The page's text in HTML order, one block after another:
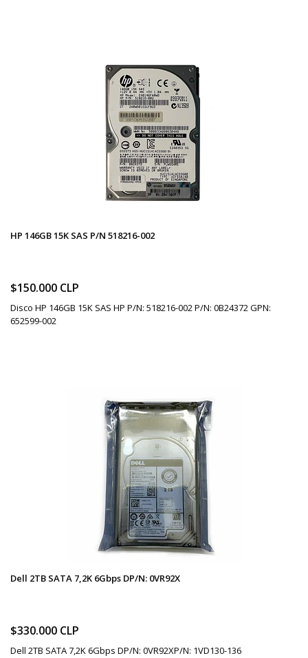
HP 146GB 15K SAS P/N 518216-002
$150.000 CLP
Disco HP 146GB 15K SAS HP P/N: 518216-002 P/N: 0B24372 GPN:
652599-002
Dell 2TB SATA 7,2K 6Gbps DP/N: 0VR92X
$330.000 CLP
Dell 2TB SATA 7,2K 6Gbps DP/N: 0VR92XP/N: 1VD130-136